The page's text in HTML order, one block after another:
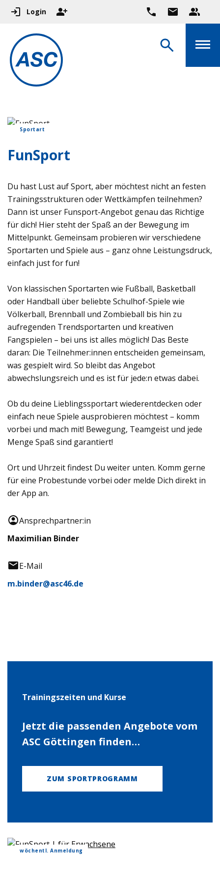
Login
Sportart
FunSport
Du hast Lust auf Sport, aber möchtest nicht an festen
Trainingsstrukturen oder Wettkämpfen teilnehmen?
Dann ist unser Funsport-Angebot genau das Richtige
für dich! Hier steht der Spaß an der Bewegung im
Mittelpunkt. Gemeinsam probieren wir verschiedene
Sportarten und Spiele aus – ganz ohne Leistungsdruck,
einfach just for fun!
Von klassischen Sportarten wie Fußball, Basketball
oder Handball über beliebte Schulhof-Spiele wie
Völkerball, Brennball und Zombieball bis hin zu
aufregenden Trendsportarten und kreativen
Fangspielen – bei uns ist alles möglich! Das Beste
daran: Die Teilnehmer:innen entscheiden gemeinsam,
was gespielt wird. So bleibt das Angebot
abwechslungsreich und es ist für jede:n etwas dabei.
Ob du deine Lieblingssportart wiederentdecken oder
einfach neue Spiele ausprobieren möchtest – komm
vorbei und mach mit! Bewegung, Teamgeist und jede
Menge Spaß sind garantiert!
Ort und Uhrzeit findest Du weiter unten. Komm gerne
für eine Probestunde vorbei oder melde Dich direkt in
der App an.
Ansprechpartner:in
Maximilian Binder
E-Mail
m.binder@asc46.de
Trainingszeiten und Kurse
Jetzt die passenden Angebote vom
ASC Göttingen finden…
ZUM SPORTPROGRAMM
wöchentl. Anmeldung